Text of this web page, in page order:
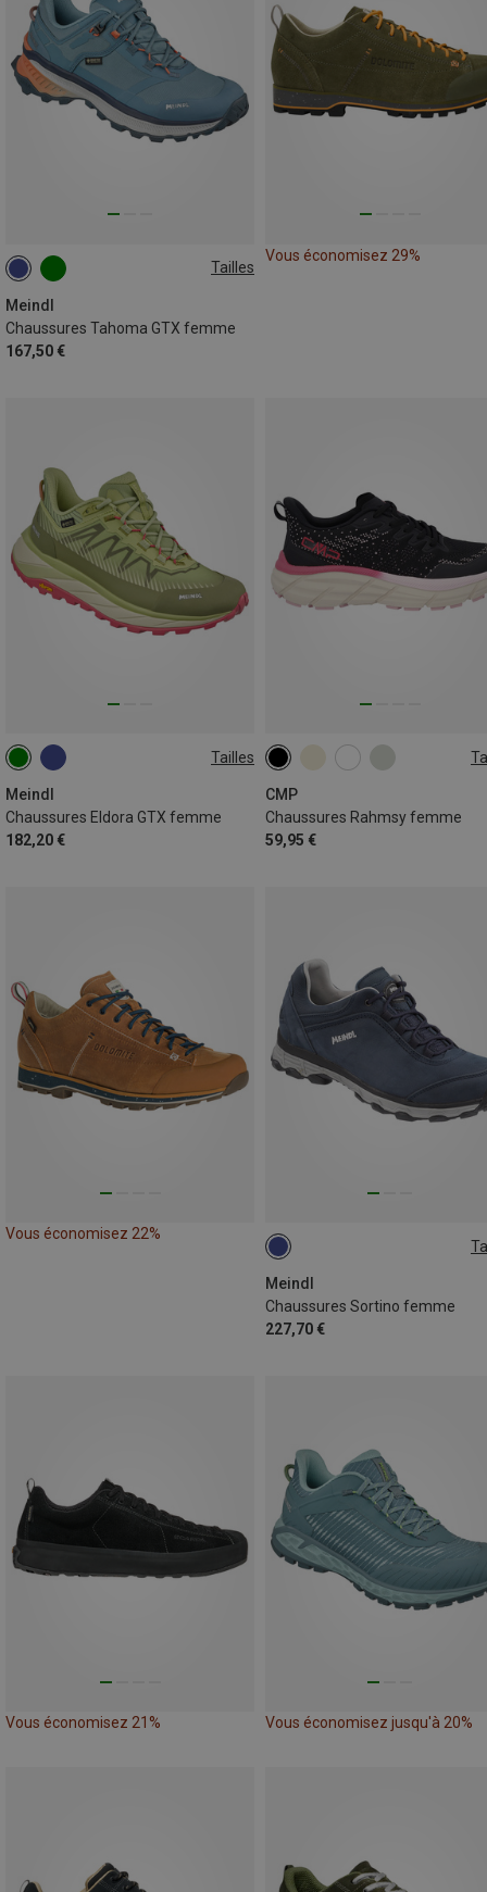
Tailles
Meindl
Chaussures Tahoma GTX femme
167,50 €
Vous économisez 29%
Tailles
Meindl
Chaussures Eldora GTX femme
182,20 €
CMP
Chaussures Rahmsy femme
59,95 €
Vous économisez 22%
Meindl
Chaussures Sortino femme
227,70 €
Vous économisez 21% Vous économisez jusqu'à 20%